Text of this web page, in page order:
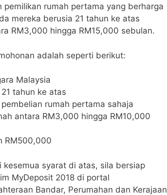
pemilikan rumah pertama yang berharga
mereka berusia 21 tahun ke atas
RM3,000 hingga RM15,000 sebulan.
adalah seperti berikut:
Malaysia
tahun ke atas
rumah pertama sahaja
antara RM3,000 hingga RM10,000
RM500,000
kesemua syarat di atas, sila bersiap
MyDeposit 2018 di portal
Bandar, Perumahan dan Kerajaan